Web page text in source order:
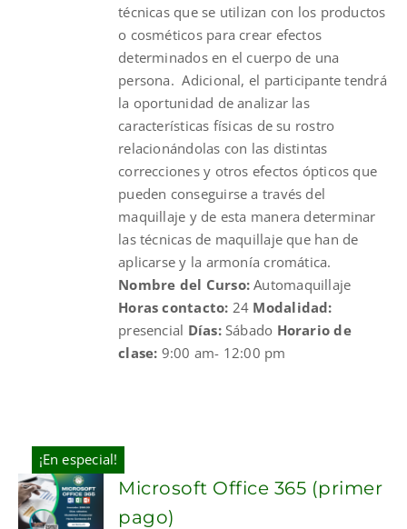
técnicas que se utilizan con los productos
o cosméticos para crear efectos
determinados en el cuerpo de una
persona. Adicional, el participante tendrá
la oportunidad de analizar las
características físicas de su rostro
relacionándolas con las distintas
correcciones y otros efectos ópticos que
pueden conseguirse a través del
maquillaje y de esta manera determinar
las técnicas de maquillaje que han de
aplicarse y la armonía cromática.
Nombre del Curso:Automaquillaje
Horas contacto: 24 Modalidad:
presencial Días:Sábado Horario de
clase: 9:00 am- 12:00 pm
¡En especial!
BUY
Microsoft Office 365 (primer
pago)